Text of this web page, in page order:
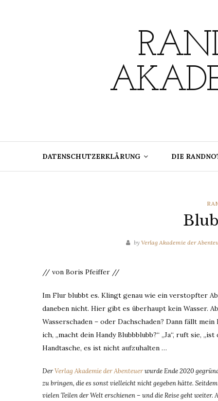
DATENSCHUTZERKLÄRUNG DIE
by Verlag Akademie der
// von Boris Pfeiffer //
Im Flur blubbt es. Klingt genau wie ein verstopfter
daneben nicht. Hier gibt es überhaupt kein Wasser.
Wasserschaden – oder Dachschaden? Dann fällt mein
ich, „macht dein Handy Blubbblubb?“ „Ja“, ruft sie,
Handtasche, es ist nicht aufzuhalten …
DerVerlag Akademie der Abenteuerwurde Ende 2020
zu bringen, die es sonst vielleicht nicht gegeben hätte.
vielen Teilen der Welt erschienen – und die Reise geht weiter.